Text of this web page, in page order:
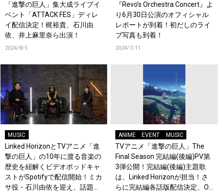
「進撃の巨人」集大成ライブイ
ベント「ATTACK FES」ディレ
イ配信決定！梶裕貴、石川由
依、井上麻里奈ら出演！
2024/8/5
『Revo’s Orchestra Concert』よ
り6月30日公演のオフィシャル
レポートが到着！初だしのライ
ブ写真も到着！
2024/7/11
MUSIC
Linked HorizonとTVアニメ「進
撃の巨人」の10年に渡る音楽の
歴史を紐解くビデオポッドキャ
ストがSpotifyで配信開始！ミカ
サ役・石川由依を迎え、話題の
ANIME EVENT MUSIC
TVアニメ「進撃の巨人」The
Final Season 完結編(後編)PV第
3弾公開！完結編(後編)主題歌
は、Linked Horizonが担当！さ
らに完結編各話版配信決定、OP